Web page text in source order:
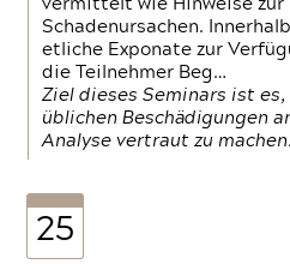
vermittelt wie Hinweise zur
Schadenursachen.
etliche Exponate zur
die Teilnehmer Beg…
Ziel dieses Seminars ist
üblichen Beschädigungen
Analyse vertraut zu machen.
25